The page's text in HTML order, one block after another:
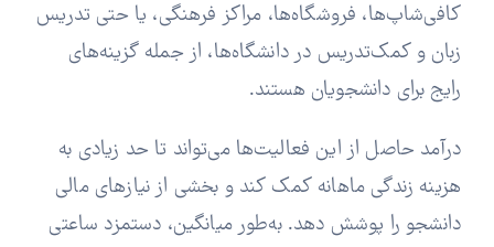
کافی‌شاپ‌ها، فروشگاه‌ها، مراکز فرهنگی، یا حتی تدریس
زبان و کمک‌تدریس در دانشگاه‌ها، از جمله گزینه‌های
رایج برای دانشجویان هستند.
درآمد حاصل از این فعالیت‌ها می‌تواند تا حد زیادی به
هزینه زندگی ماهانه کمک کند و بخشی از نیازهای مالی
دانشجو را پوشش دهد. به‌طور میانگین، دستمزد ساعتی